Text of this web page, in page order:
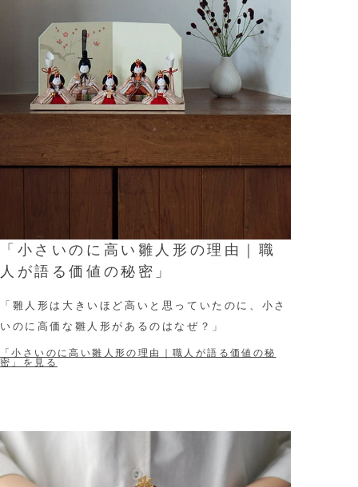
「小さいのに高い雛人形の理由｜職
人が語る価値の秘密」
「雛人形は大きいほど高いと思っていたのに、小さ
いのに高価な雛人形があるのはなぜ？」
「小さいのに高い雛人形の理由｜職人が語る価値の秘
密」を見る